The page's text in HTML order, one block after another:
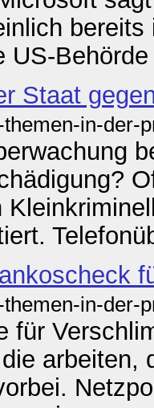
US-
Staat
in-der-
in-der-
für
arbeiten,